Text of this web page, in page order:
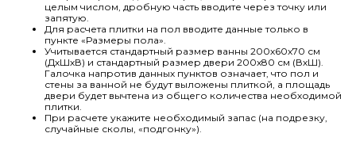
целым числом, дробную часть вводите через точку или
запятую.
Для расчета плитки на пол вводите данные только в
пункте «Размеры пола».
Учитывается стандартный размер ванны 200х60х70 см
(ДхШхВ) и стандартный размер двери 200х80 см (ВхШ).
Галочка напротив данных пунктов означает, что пол и
стены за ванной не будут выложены плиткой, а площадь
двери будет вычтена из общего количества необходимой
плитки.
При расчете укажите необходимый запас (на подрезку,
случайные сколы, «подгонку»).